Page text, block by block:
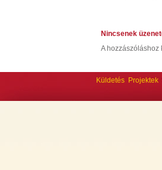
Nincsenek
A hozzászóláshoz
Küldetés Projektek